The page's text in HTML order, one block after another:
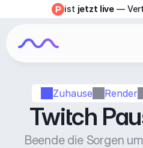
Zuhause Render
Twitch
Beende die Sorgen
ist jetzt live —